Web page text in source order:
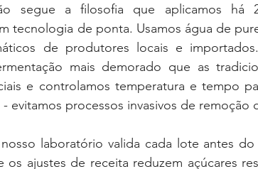
segue a filosofia que aplicamos há
tecnologia de ponta. Usamos água de
de produtores locais e
mais demorado que as
e controlamos temperatura e tempo
evitamos processos invasivos de remoção
laboratório valida cada lote antes
os ajustes de receita reduzem açúcares